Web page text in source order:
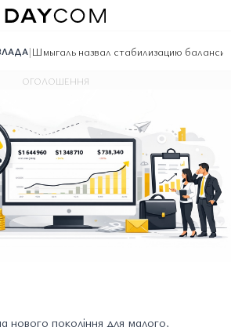
|Шмыгаль назвал стабилизацию
ОГОЛОШЕННЯ
нового покоління для малого,